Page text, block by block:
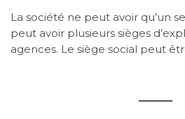
La société ne peut avoir qu’un
peut avoir plusieurs sièges
agences. Le siège social peut
______